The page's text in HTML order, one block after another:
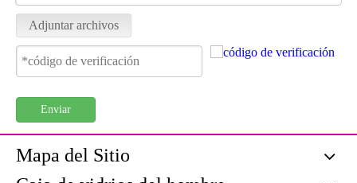
Adjuntar archivos
Enviar
Mapa del Sitio